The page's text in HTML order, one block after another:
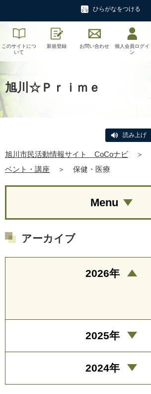
ひらがなをつける
このサイトにつ
いて
新規登録 お問い合わせ
個人会員ログイ
ン
旭川☆Ｐｒｉｍｅ
読み上げ
旭川市民活動情報サイト CoCoナビ ＞
ベント・講座
＞ 保健・医療
Menu
アーカイブ
2026年
2025年
2024年